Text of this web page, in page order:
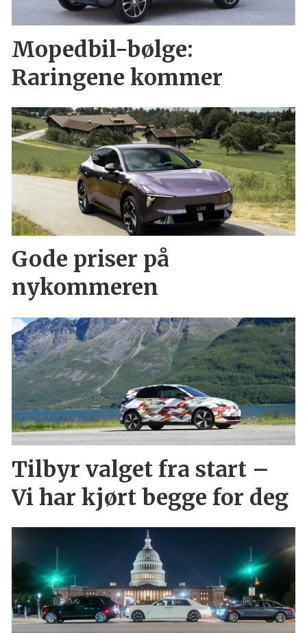
Mopedbil-bølge:
Raringene kommer
Gode priser på
nykommeren
Tilbyr valget fra start –
Vi har kjørt begge for deg